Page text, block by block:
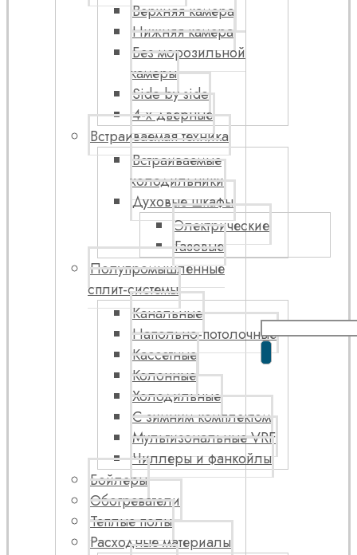
Верхняя камера
Нижняя камера
Без морозильной
камеры
Side by side
4-х дверные
Встраиваемая техника
Встраиваемые
холодильники
Духовые шкафы
Электрические
Газовые
Полупромышленные
сплит-системы
Канальные
Напольно-потолочные
Кассетные
Колонные
Холодильные
С зимним комплектом
Мультизональные VRF
Чиллеры и фанкойлы
Бойлеры
Обогреватели
Теплые полы
Расходные материалы